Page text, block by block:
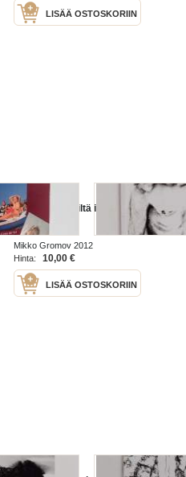
LISÄÄ OSTOSKORIIN
Kielletty terveiltä ihmisiltä
Mikko Gromov 2012
Hinta:
10,00 €
LISÄÄ OSTOSKORIIN